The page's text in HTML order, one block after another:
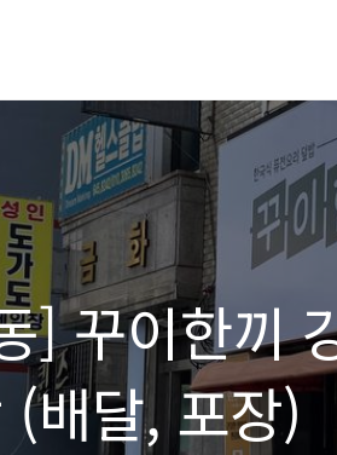
] 꾸이한끼
배달, 포장)